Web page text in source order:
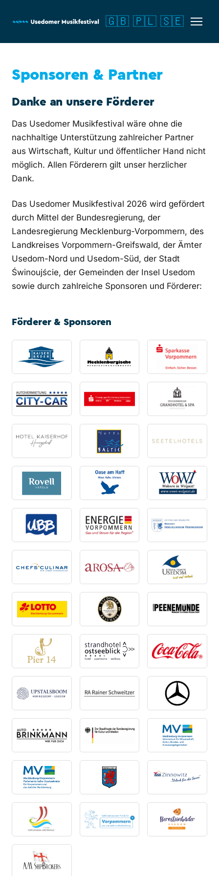
🇬🇧 🇵🇱 🇸🇪
Sponsoren & Partner
Danke an unsere Förderer
Das Usedomer Musikfestival wäre ohne die
nachhaltige Unterstützung zahlreicher Partner
aus Wirtschaft, Kultur und öffentlicher Hand nicht
möglich. Allen Förderern gilt unser herzlicher
Dank.
Das Usedomer Musikfestival 2026 wird gefördert
durch Mittel der Bundesregierung, der
Landesregierung Mecklenburg-Vorpommern, des
Landkreises Vorpommern-Greifswald, der Ämter
Usedom-Nord und Usedom-Süd, der Stadt
Świnoujście, der Gemeinden der Insel Usedom
sowie durch zahlreiche Sponsoren und Förderer:
Förderer & Sponsoren